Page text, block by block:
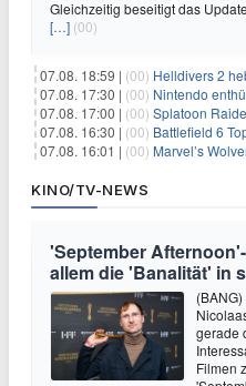
Gleichzeitig beseitigt das
[…] (00)
07.08. 18:59 | (00) Helldivers 2 hebt das
07.08. 17:30 | (00) Nintendo enthüllt
07.08. 17:00 | (00) Splatoon Raiders:
07.08. 16:30 | (00) Battlefield 6 Top Gun:
07.08. 16:01 | (00) Marvel’s Wolverine:
KINO/TV-NEWS
'September
allem die 'Banalität' in
gerade
Filmen